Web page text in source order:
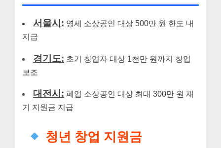
서울시: 영세 소상공인 대상 500만 원 한도 내
지급
경기도: 초기 창업자 대상 1천만 원까지 창업
보조
대전시: 폐업 소상공인 대상 최대 300만 원 재
기 지원금 지급
청년 창업 지원금